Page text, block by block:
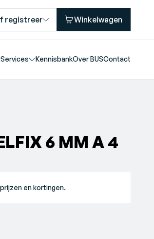
registreer Winkelwagen
Services KennisbankOver BUSContact
6 MM A 4
en kortingen.